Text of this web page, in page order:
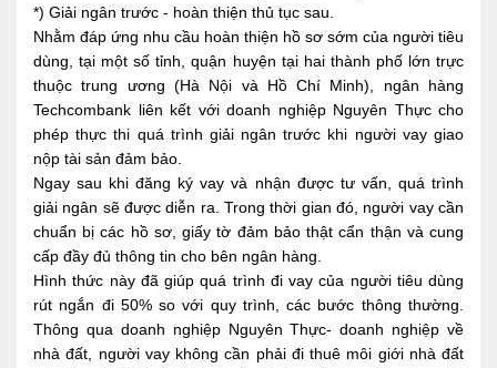
*) Giải ngân trước - hoàn thiện thủ tục sau.
Nhằm đáp ứng nhu cầu hoàn thiện hồ sơ sớm của người tiêu
dùng, tại một số tỉnh, quận huyện tại hai thành phố lớn trực
thuộc trung ương (Hà Nội và Hồ Chí Minh), ngân hàng
Techcombank liên kết với doanh nghiệp Nguyên Thực cho
phép thực thi quá trình giải ngân trước khi người vay giao
nộp tài sản đảm bảo.
Ngay sau khi đăng ký vay và nhận được tư vấn, quá trình
giải ngân sẽ được diễn ra. Trong thời gian đó, người vay cần
chuẩn bị các hồ sơ, giấy tờ đảm bảo thật cẩn thận và cung
cấp đầy đủ thông tin cho bên ngân hàng.
Hình thức này đã giúp quá trình đi vay của người tiêu dùng
rút ngắn đi 50% so với quy trình, các bước thông thường.
Thông qua doanh nghiệp Nguyên Thực- doanh nghiệp về
nhà đất, người vay không cần phải đi thuê môi giới nhà đất